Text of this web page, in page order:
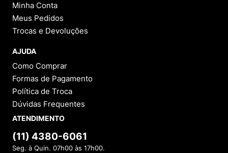
Minha Conta
Meus Pedidos
Trocas e Devoluções
AJUDA
Como Comprar
Formas de Pagamento
Política de Troca
Dúvidas Frequentes
ATENDIMENTO
(11) 4380-6061
Seg. à Quin. 07h00 às 17h00.